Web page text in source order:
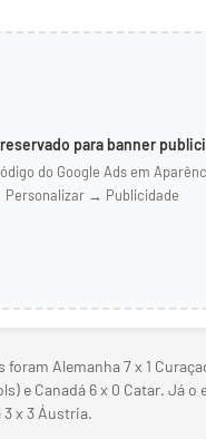
para banner
do Google Ads em
Personalizar → Publicidade
foram Alemanha 7 x 1
e Canadá 6 x 0 Catar. Já o
x 3 Áustria.